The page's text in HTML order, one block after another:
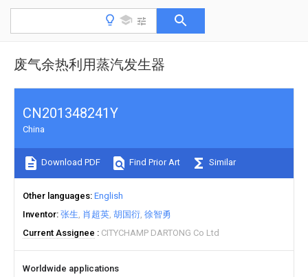
废气余热利用蒸汽发生器
CN201348241Y
China
Download PDF Find Prior Art Similar
Other languages English
Inventor 张生 肖超英 胡国衍 徐智勇
Current Assignee
CITYCHAMP DARTONG Co Ltd
Worldwide applications